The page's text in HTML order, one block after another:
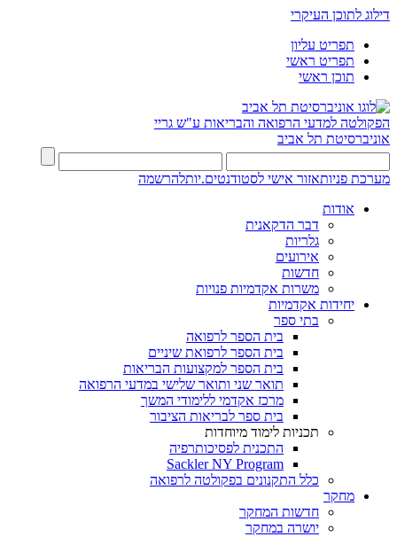
דילוג לתוכן העיקרי
תפריט עליון
תפריט ראשי
תוכן ראשי
הפקולטה למדעי הרפואה והבריאות ע"ש גריי
אוניברסיטת תל אביב
מערכת פניותאזור אישי לסטודנטים.יותלהרשמה
אודות
דבר הדקאנית
גלריות
אירועים
חדשות
משרות אקדמיות פנויות
יחידות אקדמיות
בתי ספר
בית הספר לרפואה
בית הספר לרפואת שיניים
בית הספר למקצועות הבריאות
תואר שני ותואר שלישי במדעי הרפואה
מרכז אקדמי ללימודי המשך
בית ספר לבריאות הציבור
תכניות לימוד מיוחדות
התכנית לפסיכותרפיה
Sackler NY Program
כלל התקנונים בפקולטה לרפואה
מחקר
חדשות המחקר
יושרה במחקר